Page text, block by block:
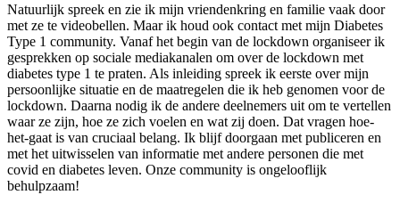
Natuurlijk spreek en zie ik mijn vriendenkring en familie vaak door
met ze te videobellen. Maar ik houd ook contact met mijn Diabetes
Type 1 community. Vanaf het begin van de lockdown organiseer ik
gesprekken op sociale mediakanalen om over de lockdown met
diabetes type 1 te praten. Als inleiding spreek ik eerste over mijn
persoonlijke situatie en de maatregelen die ik heb genomen voor de
lockdown. Daarna nodig ik de andere deelnemers uit om te vertellen
waar ze zijn, hoe ze zich voelen en wat zij doen. Dat vragen hoe-
het-gaat is van cruciaal belang. Ik blijf doorgaan met publiceren en
met het uitwisselen van informatie met andere personen die met
covid en diabetes leven. Onze community is ongelooflijk
behulpzaam!